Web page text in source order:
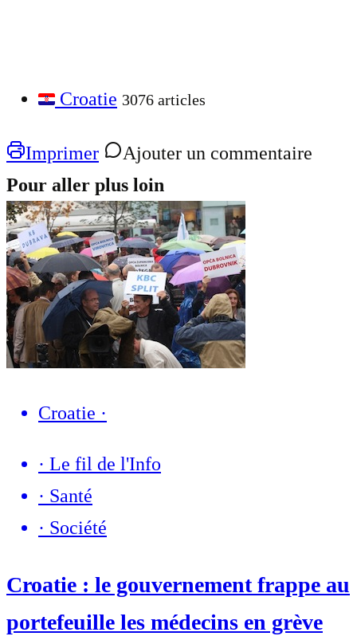
Croatie 3076 articles
Imprimer
Ajouter un commentaire
Pour aller plus loin
Croatie ·
· Le fil de l'Info
· Santé
· Société
Croatie : le gouvernement frappe au
portefeuille les médecins en grève